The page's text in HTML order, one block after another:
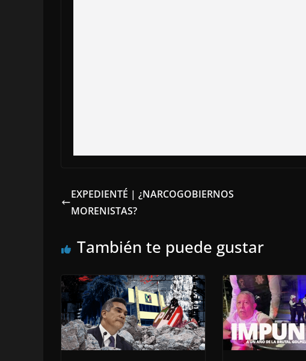
EXPEDIENTÉ | ¿NARCOGOBIERNOS
MORENISTAS?
También te puede gustar